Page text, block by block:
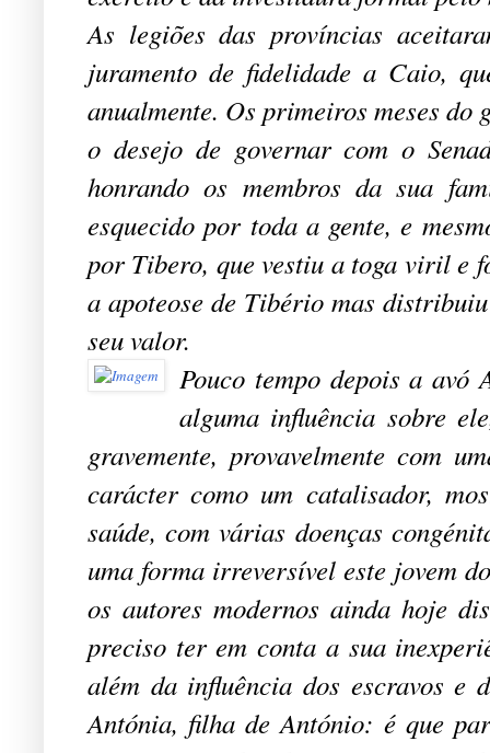
As legiões das províncias
juramento de fidelidade a Caio,
anualmente. Os primeiros meses
o desejo de governar com o
honrando os membros da sua
esquecido por toda a gente, e
por Tibero, que vestiu a toga viril e
a apoteose de Tibério mas
seu valor.
Pouco tempo depois a
alguma influência sobre
gravemente, provavelmente com
carácter como um catalisador,
saúde, com várias doenças
uma forma irreversível este jovem
os autores modernos ainda hoje
preciso ter em conta a sua
além da influência dos escravos e
Antónia, filha de António: é que